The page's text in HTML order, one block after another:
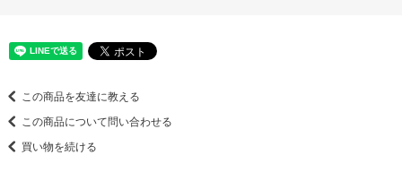
この商品を友達に教える
この商品について問い合わせる
買い物を続ける